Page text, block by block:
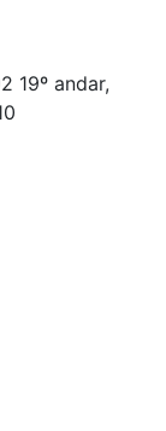
19º andar,